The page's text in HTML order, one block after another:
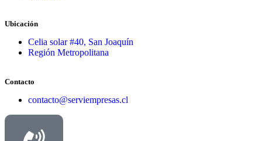
Ubicación
Celia solar #40, San Joaquín
Región Metropolitana
Contacto
contacto@serviempresas.cl